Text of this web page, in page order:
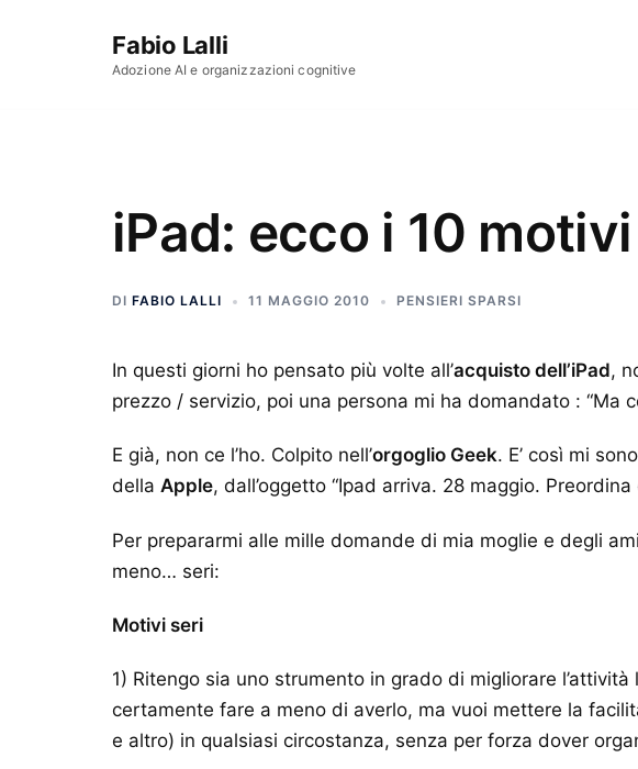
Fabio Lalli
Adozione AI e organizzazioni cognitive
iPad: ecco i 10
DI FABIO LALLI 11 MAGGIO 2010 PENSIERI SPARSI
In questi giorni ho pensato più volte all’acquisto dell’iPad,
prezzo / servizio, poi una persona mi ha domandato : “Ma
E già, non ce l’ho. Colpito nell’orgoglio Geek. E’ così mi
della Apple, dall’oggetto “Ipad arriva. 28 maggio. Preordina
Per prepararmi alle mille domande di mia moglie e degli
meno… seri:
Motivi seri
1) Ritengo sia uno strumento in grado di migliorare
certamente fare a meno di averlo, ma vuoi mettere la
e altro) in qualsiasi circostanza, senza per forza dover